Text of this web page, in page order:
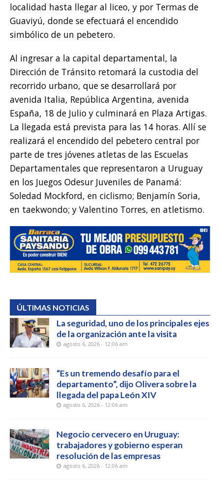
localidad hasta llegar al liceo, y por Termas de
Guaviyú, donde se efectuará el encendido
simbólico de un pebetero.
Al ingresar a la capital departamental, la
Dirección de Tránsito retomará la custodia del
recorrido urbano, que se desarrollará por
avenida Italia, República Argentina, avenida
España, 18 de Julio y culminará en Plaza Artigas.
La llegada está prevista para las 14 horas. Allí se
realizará el encendido del pebetero central por
parte de tres jóvenes atletas de las Escuelas
Departamentales que representaron a Uruguay
en los Juegos Odesur Juveniles de Panamá:
Soledad Mockford, en ciclismo; Benjamín Soria,
en taekwondo; y Valentino Torres, en atletismo.
ÚLTIMAS NOTICIAS
La seguridad, uno de los principales ejes
de la organización ante la visita
agosto 6, 2026 - 12:06 am
“Es un tremendo desafío para el
departamento”, dijo Olivera sobre la
llegada del papa León XIV
agosto 6, 2026 - 12:06 am
Negocio cervecero en Uruguay:
trabajadores y gobierno esperan
resolución de las empresas
agosto 6, 2026 - 12:06 am